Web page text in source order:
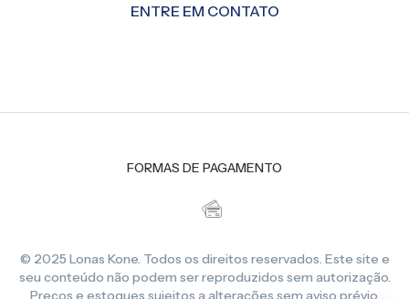
ENTRE EM CONTATO
FORMAS DE PAGAMENTO
© 2025 Lonas Kone. Todos os direitos reservados. Este site e
seu conteúdo não podem ser reproduzidos sem autorização.
Preços e estoques sujeitos a alterações sem aviso prévio.